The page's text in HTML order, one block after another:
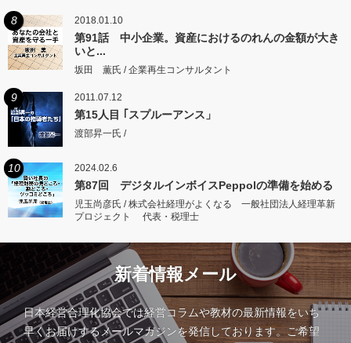
8 2018.01.10
第91話 中小企業。資産におけるのれんの金額が大き
いと...
坂田 薫氏 / 企業再生コンサルタント
9 2011.07.12
第15人目 ｢スプルーアンス」
渡部昇一氏 /
10 2024.02.6
第87回 デジタルインボイスPeppolの準備を始める
児玉尚彦氏 / 株式会社経理がよくなる 一般社団法人経理革新
プロジェクト 代表・税理士
新着情報メール
日本経営合理化協会では経営コラムや教材の最新情報をいち
早くお届けするメールマガジンを発信しております。ご希望